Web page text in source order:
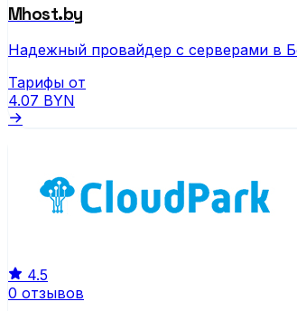
Mhost.by
Надежный провайдер с серверами в
Тарифы от
4.07 BYN
4.5
0 отзывов